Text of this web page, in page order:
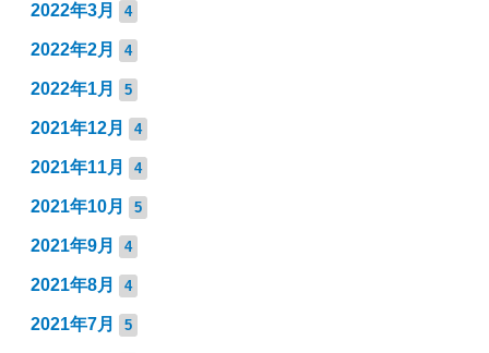
2022年3月 4
2022年2月 4
2022年1月 5
2021年12月 4
2021年11月 4
2021年10月 5
2021年9月 4
2021年8月 4
2021年7月 5